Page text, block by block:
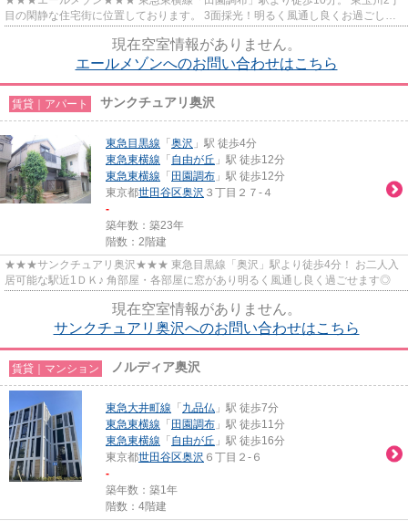
目の閑静な住宅街に位置しております。 3面採光！明るく風通し良くお過ごしい
現在空室情報がありません。
エールメゾンへのお問い合わせはこちら
賃貸｜アパート サンクチュアリ奥沢
東急目黒線 「 奥沢 」駅 徒歩4分
東急東横線 「 自由が丘 」駅 徒歩12分
東急東横線 「 田園調布 」駅 徒歩12分
東京都世田谷区奥沢 ３丁目２７-４
-
築年数：築23年
階数：2階建
★★★サンクチュアリ奥沢★★★ 東急目黒線「奥沢」駅より徒歩4分！ お二人入
居可能な駅近1ＤＫ♪ 角部屋・各部屋に窓があり明るく風通し良く過ごせます◎
現在空室情報がありません。
サンクチュアリ奥沢へのお問い合わせはこちら
賃貸｜マンション ノルディア奥沢
東急大井町線 「 九品仏 」駅 徒歩7分
東急東横線 「 田園調布 」駅 徒歩11分
東急東横線 「 自由が丘 」駅 徒歩16分
東京都世田谷区奥沢 ６丁目２-６
-
築年数：築1年
階数：4階建